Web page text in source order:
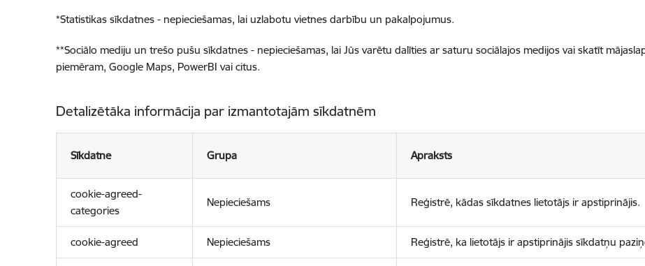
*Statistikas sīkdatnes - nepieciešamas, lai uzlabotu vietnes darbību un pakalpojumus.
**Sociālo mediju un trešo pušu sīkdatnes - nepieciešamas, lai Jūs varētu dalīties ar saturu sociālajos medijos vai skatīt
piemēram, Google Maps, PowerBI vai citus.
Detalizētāka informācija par izmantotajām sīkdatnēm
Sīkdatne Grupa Apraksts
cookie-agreed-
categories
Nepieciešams Reģistrē, kādas sīkdatnes lietotājs ir apstiprinājis.
cookie-agreed Nepieciešams Reģistrē, ka lietotājs ir apstiprinājis sīkdatņu